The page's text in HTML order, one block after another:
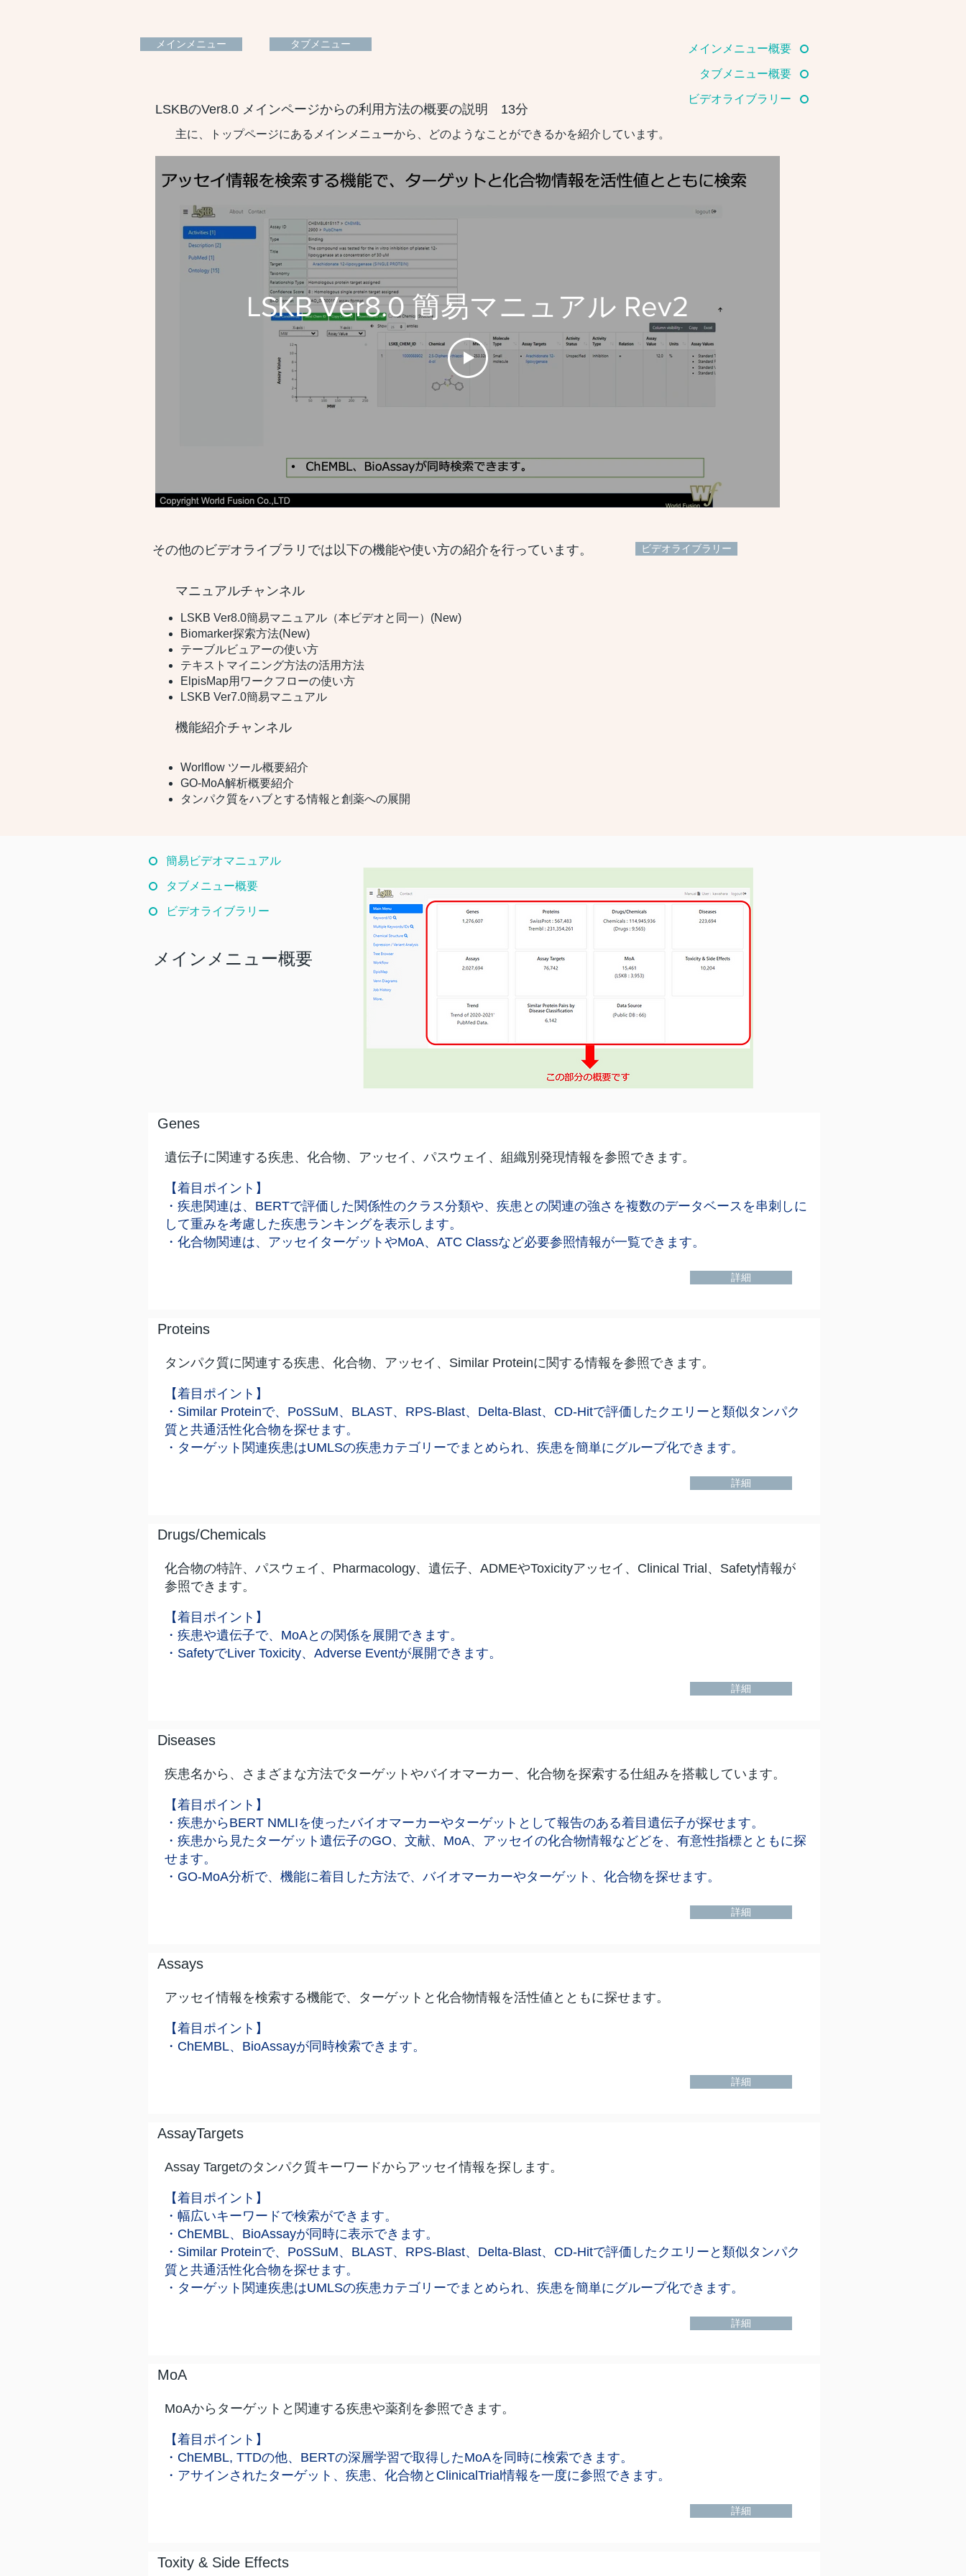
メインメニュー タブメニュー
LSKBのVer8.0 メインページからの利用方法の概要の説明 13分
メインメニュー概要
タブメニュー概要
ビデオライブラリー
主に、トップページにあるメインメニューから、どのようなことができるかを紹介しています。
LSKB Ver8.0 簡易マニュアル Rev2
ビデオライブラリー
その他のビデオライブラリでは以下の機能や使い方の紹介を行っています。
マニュアルチャンネル
LSKB Ver8.0簡易マニュアル（本ビデオと同一）(New)
Biomarker探索方法(New)
テーブルビュアーの使い方
​テキストマイニング方法の活用方法
ElpisMap用ワークフローの使い方
LSKB Ver7.0簡易マニュアル
機能紹介チャンネル
Worlflow ツール概要紹介
GO-MoA解析概要紹介
タンパク質をハブとする情報と創薬への展開
メインメニュー概要
簡易ビデオマニュアル
タブメニュー概要
ビデオライブラリー
Genes
遺伝子に関連する疾患、化合物、アッセイ、パスウェイ、組織別発現情報を参照できます。
【着目ポイント】
・疾患関連は、BERTで評価した関係性のクラス分類や、疾患との関連の強さを複数のデータベースを串刺しに
して重みを考慮した疾患ランキングを表示します。
・化合物関連は、アッセイターゲットやMoA、ATC Classなど必要参照情報が一覧できます。
詳細
Proteins
タンパク質に関連する疾患、化合物、アッセイ、Similar Proteinに関する情報を参照できます。
【着目ポイント】
・Similar Proteinで、PoSSuM、BLAST、RPS-Blast、Delta-Blast、CD-Hitで評価したクエリーと類似タンパク
質と共通活性化合物を探せます。
・ターゲット関連疾患はUMLSの疾患カテゴリーでまとめられ、疾患を簡単にグループ化できます。
詳細
Drugs/Chemicals
化合物の特許、パスウェイ、Pharmacology、遺伝子、ADMEやToxicityアッセイ、Clinical Trial、Safety情報が
参照できます。
【着目ポイント】
・疾患や遺伝子で、MoAとの関係を展開できます。
・SafetyでLiver Toxicity、Adverse Eventが展開できます。
詳細
Diseases
疾患名から、さまざまな方法でターゲットやバイオマーカー、化合物を探索する仕組みを搭載しています。
【着目ポイント】
・疾患からBERT NMLIを使ったバイオマーカーやターゲットとして報告のある着目遺伝子が探せます。
・疾患から見たターゲット遺伝子のGO、文献、MoA、アッセイの化合物情報などどを、有意性指標とともに探
せます。
・GO-MoA分析で、機能に着目した方法で、バイオマーカーやターゲット、化合物を探せます。
詳細
Assays
アッセイ情報を検索する機能で、ターゲットと化合物情報を活性値とともに探せます。
【着目ポイント】
・ChEMBL、BioAssayが同時検索できます。
詳細
AssayTargets
Assay Targetのタンパク質キーワードからアッセイ情報を探します。
【着目ポイント】
・幅広いキーワードで検索ができます。
・ChEMBL、BioAssayが同時に表示できます。
・Similar Proteinで、PoSSuM、BLAST、RPS-Blast、Delta-Blast、CD-Hitで評価したクエリーと類似タンパク
質と共通活性化合物を探せます。
・ターゲット関連疾患はUMLSの疾患カテゴリーでまとめられ、疾患を簡単にグループ化できます。
詳細
MoA
MoAからターゲットと関連する疾患や薬剤を参照できます。
【着目ポイント】
・ChEMBL, TTDの他、BERTの深層学習で取得したMoAを同時に検索できます。
・アサインされたターゲット、疾患、化合物とClinicalTrial情報を一度に参照できます。
詳細
Toxity & Side Effects